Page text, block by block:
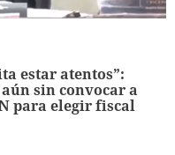
estar atentos”:
sin convocar a
para elegir fiscal